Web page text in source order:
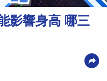
影響身高 哪三